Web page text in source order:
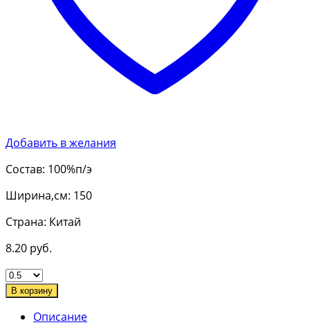
Добавить в желания
Состав: 100%п/э
Ширина,см: 150
Страна: Китай
8.20 руб.
В корзину
Описание